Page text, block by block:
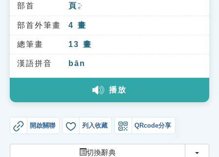
索引選單
知識索引
單字索引
生命大百科索引
教學應用
貓頭鷹博士
部首 頁 ㄧㄝˋ
部首外筆畫 4 畫
總筆畫 13 畫
漢語拼音 bān
播放
開啟關聯 列入收藏 QRcode分享
切換辭典 切換